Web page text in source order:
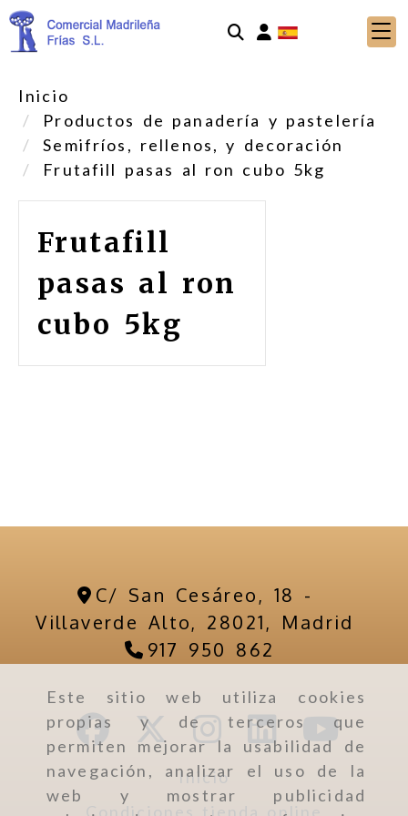
Este sitio web utiliza cookies
propias y de terceros que
permiten mejorar la usabilidad de
navegación, analizar el uso de la
web y mostrar publicidad
Identifícate
Inicio
Productos de panadería y pastelería
Semifríos, rellenos, y decoración
Frutafill pasas al ron cubo 5kg
Frutafill
pasas al ron
cubo 5kg
C/ San Cesáreo, 18 -
Villaverde Alto, 28021, Madrid
917 950 862
Inicio
Condiciones tienda online